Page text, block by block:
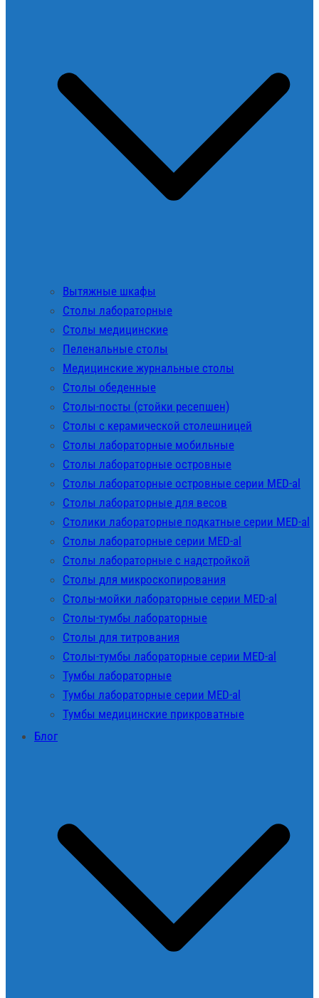
Вытяжные шкафы
Столы лабораторные
Столы медицинские
Пеленальные столы
Медицинские журнальные столы
Столы обеденные
Столы-посты (стойки ресепшен)
Столы с керамической столешницей
Столы лабораторные мобильные
Столы лабораторные островные
Столы лабораторные островные серии MED-al
Столы лабораторные для весов
Столики лабораторные подкатные серии MED-al
Столы лабораторные серии MED-al
Столы лабораторные с надстройкой
Столы для микроскопирования
Столы-мойки лабораторные серии MED-al
Столы-тумбы лабораторные
Столы для титрования
Столы-тумбы лабораторные серии MED-al
Тумбы лабораторные
Тумбы лабораторные серии MED-al
Тумбы медицинские прикроватные
Блог